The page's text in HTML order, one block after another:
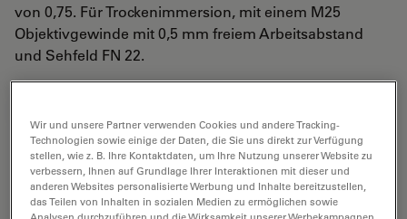
von 0,75. Für Trockenimmersion, mit einem M25
Objektivgewinde mit 0,5 mm freiem Arbeitsabstand
und Sehfeld FN 22.
Entdecken Sie die perfekte Lösung.
Erkunden Sie unserenObjective
Finder, vergleichen Sie Alternativen
Wir und unsere Partner verwenden Cookies und andere Tracking-
Technologien sowie einige der Daten, die Sie uns direkt zur Verfügung
stellen, wie z. B. Ihre Kontaktdaten, um Ihre Nutzung unserer Website zu
verbessern, Ihnen auf Grundlage Ihrer Interaktionen mit dieser und
anderen Websites personalisierte Werbung und Inhalte bereitzustellen,
das Teilen von Inhalten in sozialen Medien zu ermöglichen sowie